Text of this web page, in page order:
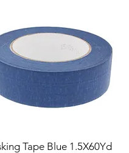
Tape Blue 1.5X60Yd